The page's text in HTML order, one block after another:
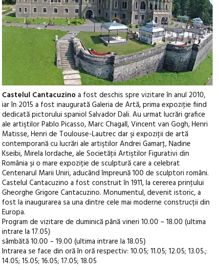
Castelul Cantacuzino a fost deschis spre vizitare în anul 2010,
iar în 2015 a fost inaugurată Galeria de Artă, prima expoziţie fiind
dedicată pictorului spaniol Salvador Dali. Au urmat lucrări grafice
ale artiştilor Pablo Picasso, Marc Chagall, Vincent van Gogh, Henri
Matisse, Henri de Toulouse-Lautrec dar şi expoziţii de artă
contemporană cu lucrări ale artiştilor Andrei Gamarţ, Nadine
Kseibi, Mirela Iordache, ale Societăţii Artiştilor Figurativi din
România și o mare expoziție de sculptură care a celebrat
Centenarul Marii Uniri, aducând împreună 100 de sculptori români.
Castelul Cantacuzino a fost construit în 1911, la cererea prinţului
Gheorghe Grigore Cantacuzino. Monumentul, devenit istoric, a
fost la inaugurarea sa una dintre cele mai moderne construcții din
Europa.
Program de vizitare de duminică până vineri 10.00 – 18.00 (ultima
intrare la 17.05)
sâmbătă 10.00 – 19.00 (ultima intrare la 18.05)
Intrarea se face din oră în oră respectiv: 10.05; 11.05; 12.05; 13.05.;
14.05; 15.05; 16.05; 17.05; 18.05